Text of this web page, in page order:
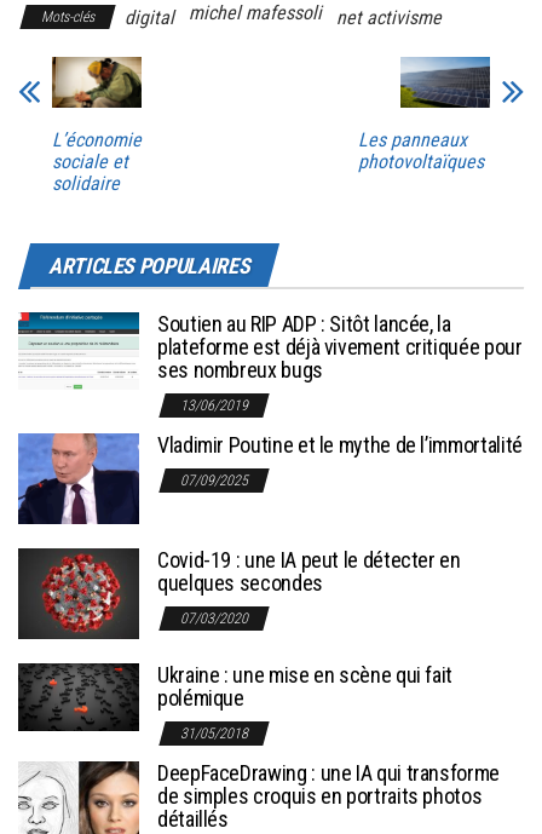
Mots-clés digital michel mafessoli net activisme
L’économie
sociale et
solidaire
Les panneaux
photovoltaïques
ARTICLES POPULAIRES
Soutien au RIP ADP : Sitôt lancée, la
plateforme est déjà vivement critiquée pour
ses nombreux bugs
13/06/2019
Vladimir Poutine et le mythe de l’immortalité
07/09/2025
Covid-19 : une IA peut le détecter en
quelques secondes
07/03/2020
Ukraine : une mise en scène qui fait
polémique
31/05/2018
DeepFaceDrawing : une IA qui transforme
de simples croquis en portraits photos
détaillés